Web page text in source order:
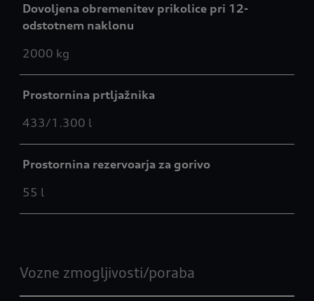
Dovoljena obremenitev prikolice pri 12-
odstotnem naklonu
2000 kg
Prostornina prtljažnika
433/1.300 l
Prostornina rezervoarja za gorivo
55 l
Vozne zmogljivosti/poraba